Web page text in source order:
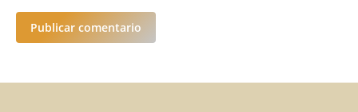
Publicar comentario